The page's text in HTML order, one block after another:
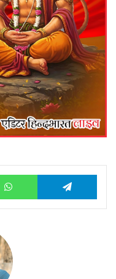
WhatsApp